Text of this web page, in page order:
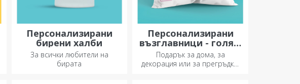
Персонализирани
бирени халби
За всички любители на
бирата
Персонализирани
възглавници - голям
формат
Подарък за дома, за
декорация или за прегръдка,